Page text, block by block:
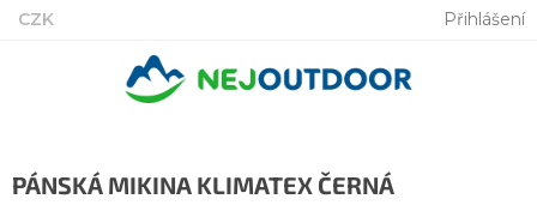
Přejít
CZK Přihlášení
PÁNSKÁ MIKINA KLIMATEX ČERNÁ